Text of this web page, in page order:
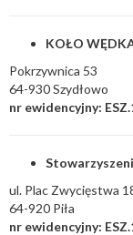
KOŁO
Pokrzywnica 53
64-930 Szydłowo
nr ewidencyjny:
ul. Plac Zwycięstwa
64-920 Piła
nr ewidencyjny: